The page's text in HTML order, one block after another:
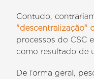
Contudo,
"descentralização"
processos do CSC
como resultado de
De forma geral,